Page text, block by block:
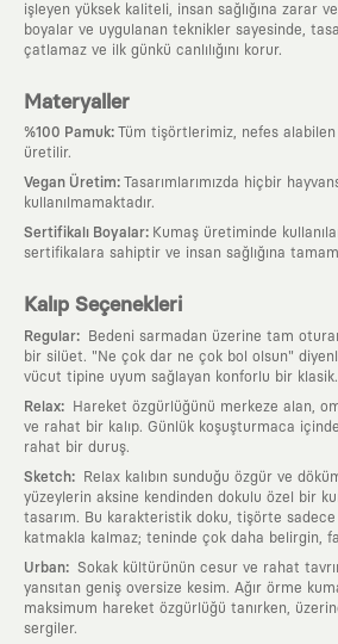
işleyen yüksek kaliteli, insan sağlığına zarar
boyalar ve uygulanan teknikler sayesinde,
çatlamaz ve ilk günkü canlılığını korur.
Materyaller
%100 Pamuk: Tüm tişörtlerimiz, nefes
üretilir.
Vegan Üretim: Tasarımlarımızda hiçbir
kullanılmamaktadır.
Sertifikalı Boyalar: Kumaş üretiminde
sertifikalara sahiptir ve insan sağlığına
Kalıp Seçenekleri
Regular:
Bedeni sarmadan üzerine tam
bir silüet. "Ne çok dar ne çok bol olsun"
vücut tipine uyum sağlayan konforlu bir klasik.
Relax:
Hareket özgürlüğünü merkeze alan,
ve rahat bir kalıp. Günlük koşuşturmaca
rahat bir duruş.
Sketch:
Relax kalıbın sunduğu özgür ve
yüzeylerin aksine kendinden dokulu özel bir
tasarım. Bu karakteristik doku, tişörte
katmakla kalmaz; teninde çok daha belirgin,
Urban: Sokak kültürünün cesur ve rahat
yansıtan geniş oversize kesim. Ağır örme
maksimum hareket özgürlüğü tanırken,
sergiler.